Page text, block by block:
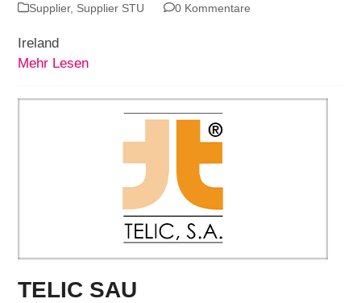
Supplier, Supplier STU 0 Kommentare
Ireland
Mehr Lesen
TELIC SAU